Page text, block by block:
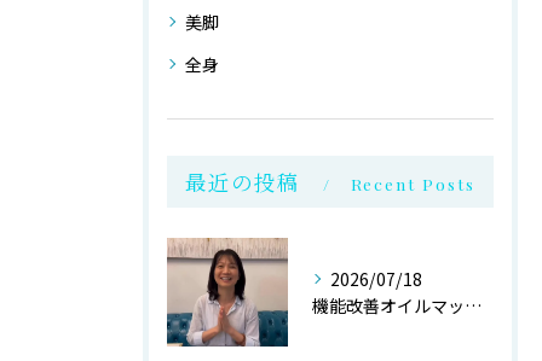
美脚
全身
最近の投稿 Recent Posts
2026/07/18
機能改善オイルマッサージ@銀座